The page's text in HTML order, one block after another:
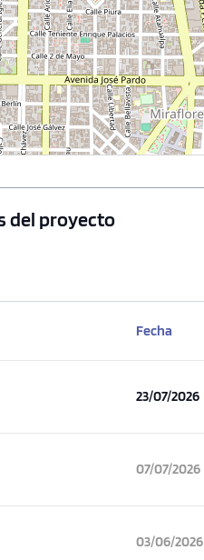
del proyecto
Fecha
23/07/2026
07/07/2026
03/06/2026